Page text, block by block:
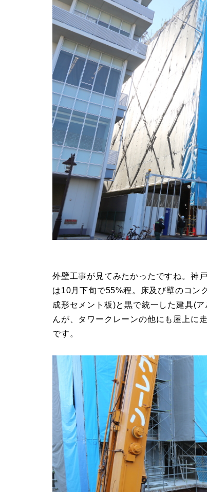
外壁工事が見てみたかったですね。神
は10月下旬で55%程。床及び壁のコン
成形セメント板)と黒で統一した建具(
んが、タワークレーンの他にも屋上に
です。